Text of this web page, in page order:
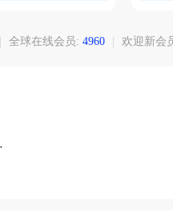
全球在线会员: 4960 欢迎新会